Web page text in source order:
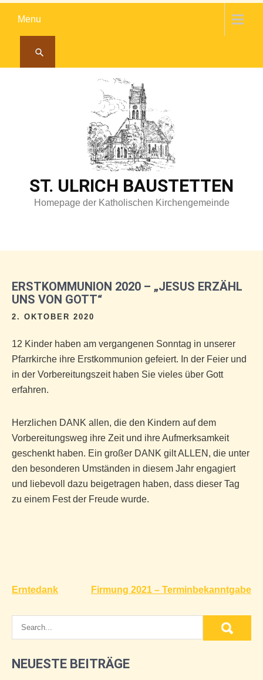
Menu
ST. ULRICH BAUSTETTEN
Homepage der Katholischen Kirchengemeinde
ERSTKOMMUNION 2020 – „JESUS ERZÄHL
UNS VON GOTT“
2. OKTOBER 2020
12 Kinder haben am vergangenen Sonntag in unserer
Pfarrkirche ihre Erstkommunion gefeiert. In der Feier und
in der Vorbereitungszeit haben Sie vieles über Gott
erfahren.
Herzlichen DANK allen, die den Kindern auf dem
Vorbereitungsweg ihre Zeit und ihre Aufmerksamkeit
geschenkt haben. Ein großer DANK gilt ALLEN, die unter
den besonderen Umständen in diesem Jahr engagiert
und liebevoll dazu beigetragen haben, dass dieser Tag
zu einem Fest der Freude wurde.
Beitragsnavigation
Erntedank Firmung 2021 – Terminbekanntgabe
NEUESTE BEITRÄGE